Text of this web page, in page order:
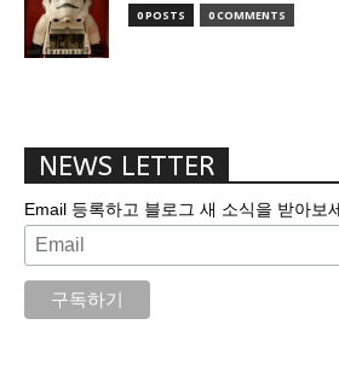
0 POSTS 0 COMMENTS
NEWS LETTER
Email 등록하고 블로그 새 소식을 받아보